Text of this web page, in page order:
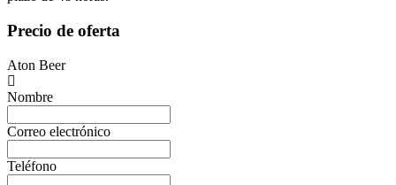
Precio de oferta
Aton Beer
Nombre
Correo electrónico
Teléfono